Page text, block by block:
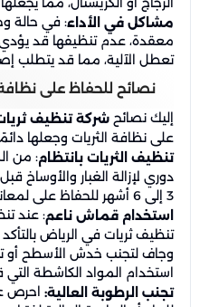
مشاكل في الأداء: في حالة
معقدة، عدم تنظيفها قد يؤدي
تعطل الآلية، مما قد يتطلب
نصائح للحفاظ على نظافة
إليك نصائح شركة تنظيف
على نظافة الثريات وجعلها
تنظيف الثريات بانتظام: من
دوري لإزالة الغبار والأوساخ
3 إلى 6 أشهر للحفاظ على لمعانها.
استخدام قماش ناعم: عند
تنظيف ثريات في الرياض
وجاف لتجنب خدش الأسطح أو
استخدام المواد الكاشطة التي
تجنب الرطوبة العالية: احرص